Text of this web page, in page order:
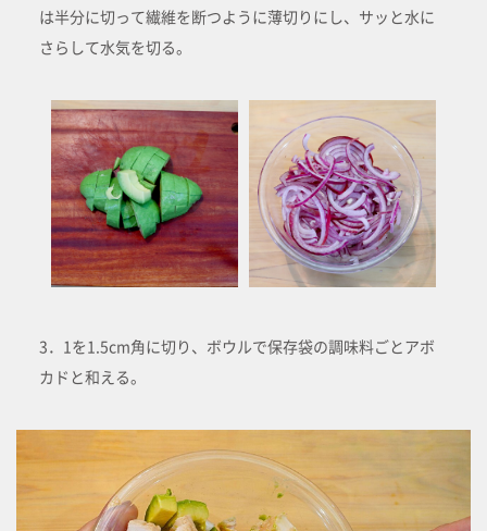
は半分に切って繊維を断つように薄切りにし、サッと水に
さらして水気を切る。
3．1を1.5cm角に切り、ボウルで保存袋の調味料ごとアボ
カドと和える。